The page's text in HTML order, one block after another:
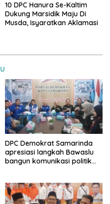
10 DPC Hanura Se-Kaltim
Dukung Marsidik Maju Di
Musda, Isyaratkan Aklamasi
DPC Demokrat Samarinda
apresiasi langkah Bawaslu
bangun komunikasi politik